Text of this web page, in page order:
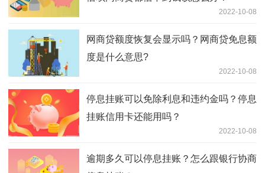
2022-10-08
网商贷额度恢复会显示吗？网商贷免息额
度是什么意思?
2022-10-08
停息挂账可以免除利息和违约金吗？停息
挂账信用卡还能用吗？
2022-10-08
逾期多久可以停息挂账？怎么跟银行协商